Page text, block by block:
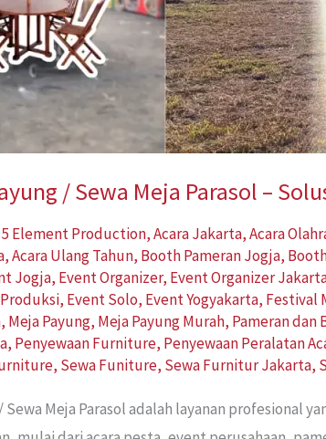
/ Sewa Meja Parasol –
5 Element Production,Acara Jakarta,Acara
,Acara Ulang Tahun, Booth Pameran Jogja,
Jogja, Event Organizer, Event Organizer
, Event Solo, Event Yogyakarta, Festival
, Meja Payung, Meja Payung Murah, Pameran dan
, Penyewaan Furniture, Penyewaan Peralatan
, Sewa Funiture, Sewa Furnitur Jakarta,
Sewa Meja Parasol adalah layanan